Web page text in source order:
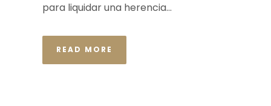
para liquidar una herencia...
READ MORE